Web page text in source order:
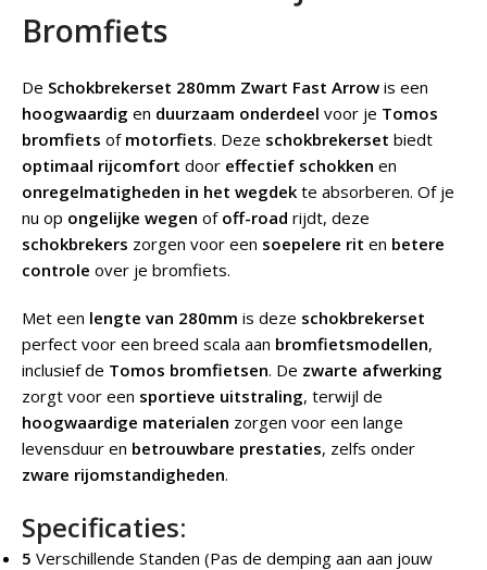
Bromfiets
De Schokbrekerset 280mm Zwart Fast Arrow is een
hoogwaardig en duurzaam onderdeel voor je Tomos
bromfiets of motorfiets. Deze schokbrekerset biedt
optimaal rijcomfort door effectief schokken en
onregelmatigheden in het wegdek te absorberen. Of je
nu op ongelijke wegen of off-road rijdt, deze
schokbrekers zorgen voor een soepelere rit en betere
controle over je bromfiets.
Met een lengte van 280mm is deze schokbrekerset
perfect voor een breed scala aan bromfietsmodellen,
inclusief de Tomos bromfietsen. De zwarte afwerking
zorgt voor een sportieve uitstraling, terwijl de
hoogwaardige materialen zorgen voor een lange
levensduur en betrouwbare prestaties, zelfs onder
zware rijomstandigheden.
Specificaties:
5 Verschillende Standen (Pas de demping aan aan jouw